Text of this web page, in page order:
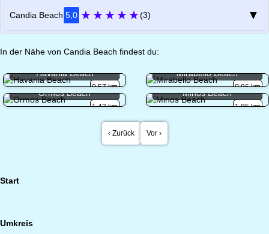
Candia Beach 5,0 ★★★★★(3) ▼
In der Nähe von Candia Beach findest du:
0.57 km
Havania Beach
0.86 km
Mirabello Beach
1.42 km
Ormos Beach
1.85 km
Minos Beach
‹ Zurück Vor ›
Start
Umkreis